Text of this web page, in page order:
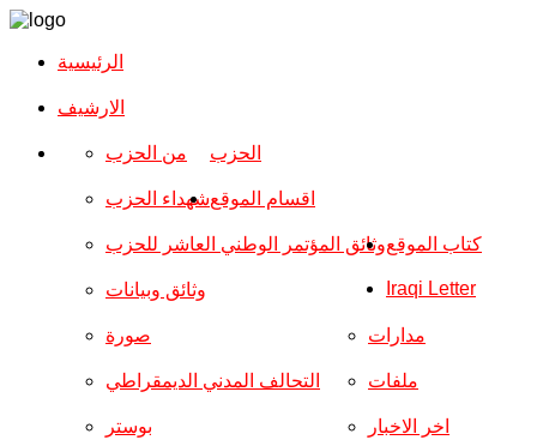
الرئيسية
الارشیف
الحزب من الحزب
شهداء الحزب
وثائق المؤتمر الوطني العاشر للحزب
وثائق وبيانات
اقسام الموقع
صورة
التحالف المدني الديمقراطي
بوستر
مدارات
ملفات
اخر الاخبار
كتاب الموقع
Iraqi Letter